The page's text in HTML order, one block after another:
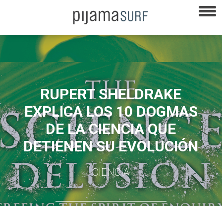
RUPERT SHELDRAKE
EXPLICA LOS 10 DOGMAS
DE LA CIENCIA QUE
DETIENEN SU EVOLUCIÓN
CIENCIA